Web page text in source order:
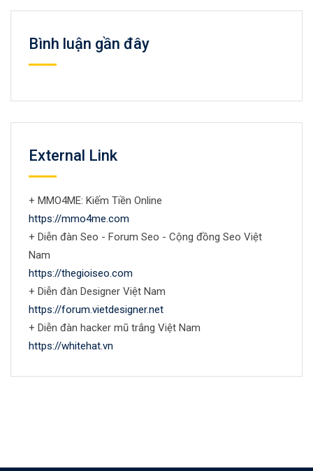
Bình luận gần đây
External Link
+ MMO4ME: Kiếm Tiền Online
https://mmo4me.com
+ Diễn đàn Seo - Forum Seo - Cộng đồng Seo Việt
Nam
https://thegioiseo.com
+ Diễn đàn Designer Việt Nam
https://forum.vietdesigner.net
+ Diễn đàn hacker mũ trắng Việt Nam
https://whitehat.vn